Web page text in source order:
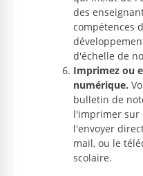
des
compétences
d'échelle de
Imprimez ou
numérique.
bulletin de
l'imprimer sur
l'envoyer
mail, ou le
scolaire.